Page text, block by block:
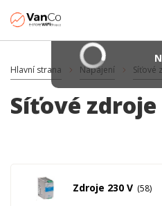
Hlavní strana Napájení Síťové
Síťové zdroje
Zdroje 230 V 58